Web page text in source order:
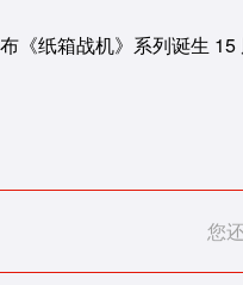
《纸箱战机》系列诞生 15
您